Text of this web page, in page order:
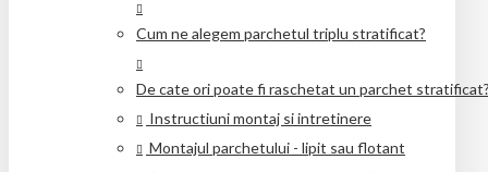
Cum ne alegem parchetul triplu stratificat?
De cate ori poate fi raschetat un parchet
Instructiuni montaj si intretinere
Montajul parchetului - lipit sau flotant